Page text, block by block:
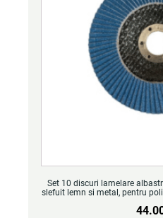
Set 10 discuri lamelare
slefuit lemn si metal, pentru